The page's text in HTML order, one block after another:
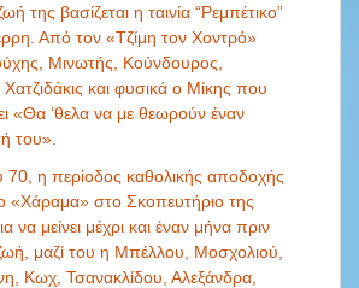
της βασίζεται η ταινία “Ρεμπέτικο”
Από τον «Τζίμη τον Χοντρό»
Μινωτής, Κούνδουρος,
και φυσικά ο Μίκης που
«Θα ‘θελα να με θεωρούν έναν
του».
70, η περίοδος καθολικής αποδοχής
«Χάραμα» στο Σκοπευτήριο της
να μείνει μέχρι και έναν μήνα πριν
μαζί του η Μπέλλου, Μοσχολιού,
Κωχ, Τσανακλίδου, Αλεξάνδρα,